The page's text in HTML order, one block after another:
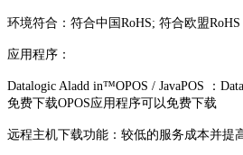
环境符合：符合中国RoHS; 符合欧盟RoHS
应用程序：
Datalogic Aladd in™OPOS / JavaPOS ：
免费下载OPOS应用程序可以免费下载
远程主机下载功能：较低的服务成本并提